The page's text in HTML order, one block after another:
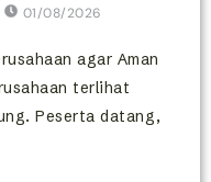
01/08/2026
agar Aman
terlihat
Peserta datang,